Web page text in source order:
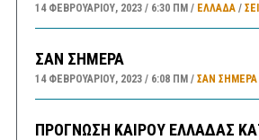
14 ΦΕΒΡΟΥΑΡΊΟΥ, 2023 6:30 ΠΜ ΕΛΛΑΔA/
ΣΑΝ ΣΗΜΕΡΑ
14 ΦΕΒΡΟΥΑΡΊΟΥ, 2023 6:08 ΠΜ ΣΑΝ ΣΉΜΕΡΑ
ΠΡΟΓΝΩΣΗ ΚΑΙΡΟΥ ΕΛΛΑΔΑΣ